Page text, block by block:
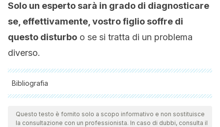
Solo un esperto sarà in grado di diagnosticare
se, effettivamente, vostro figlio soffre di
questo disturbo o se si tratta di un problema
diverso.
Bibliografia
Tutte le fonti citate sono state esaminate a fondo dal nostro
team per garantirne la qualità, l'affidabilità, l'attualità e la
validità. La bibliografia di questo articolo è stata considerata
Questo testo è fornito solo a scopo informativo e non sostituisce
la consultazione con un professionista. In caso di dubbi, consulta il